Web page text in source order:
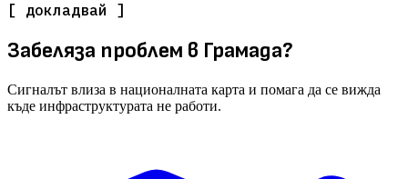
[ докладвай ]
Забеляза проблем в Грамада?
Сигналът влиза в националната карта и помага да се вижда
къде инфраструктурата не работи.